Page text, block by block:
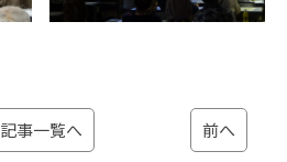
記事一覧へ 前へ